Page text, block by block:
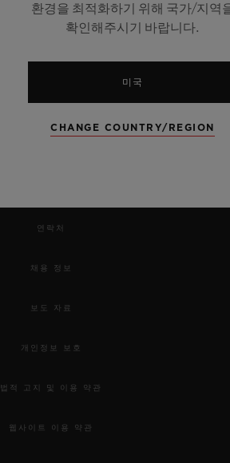
뉴스레터
연락처
채용 정보
보도 자료
개인정보 보호
법적 고지 및 이용 약관
웹사이트 이용 약관
환경을 최적화하기 위해 국가/지역
확인해주시기 바랍니다.
미국
CHANGE COUNTRY/REGION